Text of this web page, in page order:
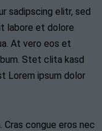
sadipscing elitr, sed
labore et dolore
At vero eos et
Stet clita kasd
Lorem ipsum dolor
Cras congue eros nec